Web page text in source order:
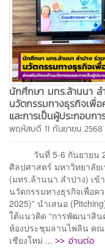
นักศึกษา มทร.ล้านนา ล
นวัตกรรมทางธุรกิจเพื่
และการเป็นผู้ประกอบกา
พฤหัสบดี 11 กันยายน 2568
วันที่ 5-6 กันยายน
ศิลปศาสตร์ มหาวิทยาลัย
(มทร.ล้านนา ลำปาง) เข้
นวัตกรรมทางธุรกิจเพื่อค
2025)” นำเสนอ
ใต้แนวคิด “การพัฒนาสิน
ห้องประชุมลานไพลิน ค
เชียงใหม่ ... >> อ่านต่อ